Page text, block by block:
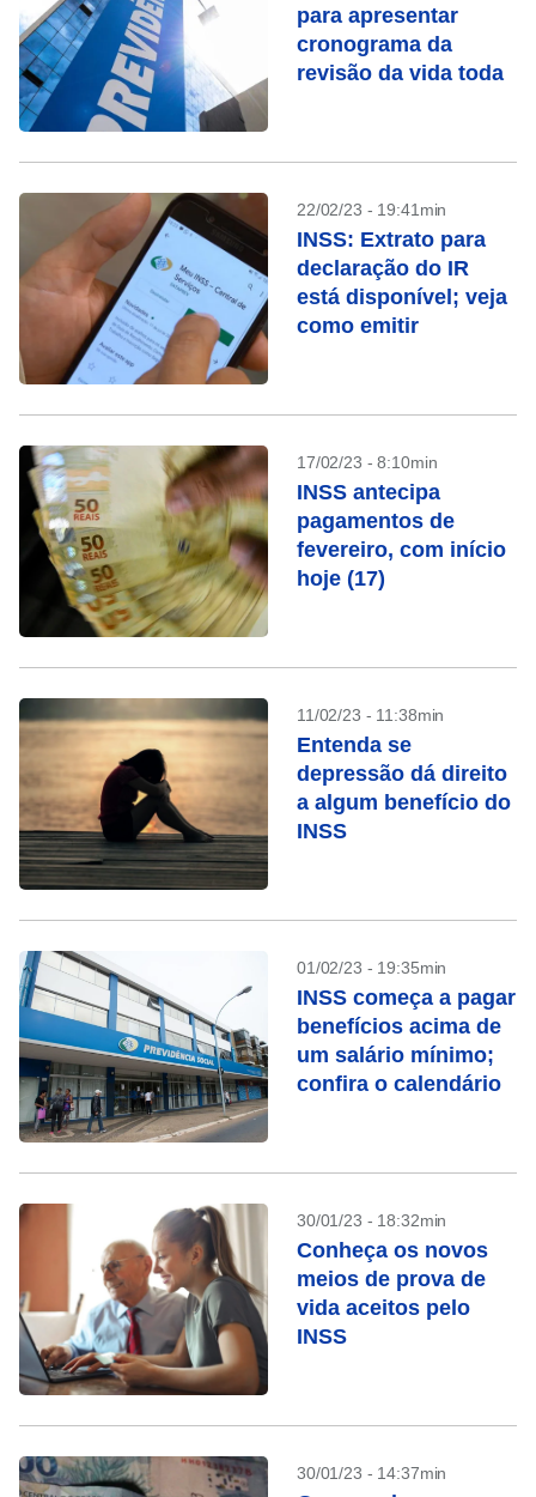
para apresentar
cronograma da
revisão da vida toda
22/02/23 - 19:41min
INSS: Extrato para
declaração do IR
está disponível; veja
como emitir
17/02/23 - 8:10min
INSS antecipa
pagamentos de
fevereiro, com início
hoje (17)
11/02/23 - 11:38min
Entenda se
depressão dá direito
a algum benefício do
INSS
01/02/23 - 19:35min
INSS começa a pagar
benefícios acima de
um salário mínimo;
confira o calendário
30/01/23 - 18:32min
Conheça os novos
meios de prova de
vida aceitos pelo
INSS
30/01/23 - 14:37min